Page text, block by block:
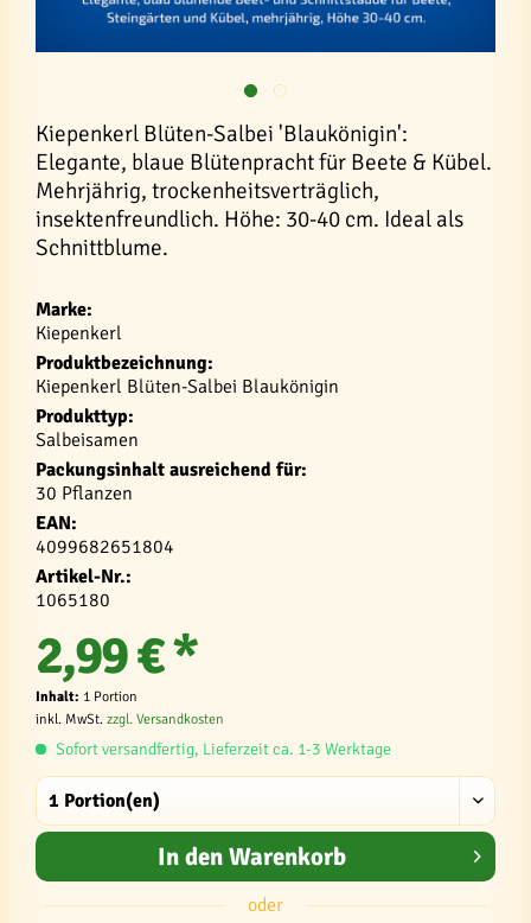
Kiepenkerl Blüten-Salbei 'Blaukönigin':
Elegante, blaue Blütenpracht für Beete & Kübel.
Mehrjährig, trockenheitsverträglich,
insektenfreundlich. Höhe: 30-40 cm. Ideal als
Schnittblume.
Marke:
Kiepenkerl
Produktbezeichnung:
Kiepenkerl Blüten-Salbei Blaukönigin
Produkttyp:
Salbeisamen
Packungsinhalt ausreichend für:
30 Pflanzen
EAN:
4099682651804
Artikel-Nr.:
1065180
2,99 € *
Inhalt: 1 Portion
inkl. MwSt. zzgl. Versandkosten
Sofort versandfertig, Lieferzeit ca. 1-3 Werktage
In den Warenkorb
oder